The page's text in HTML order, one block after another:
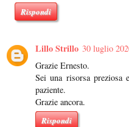
Rispondi
Lillo Strillo 30 luglio
Grazie Ernesto.
Sei una risorsa preziosa
paziente.
Grazie ancora.
Rispondi